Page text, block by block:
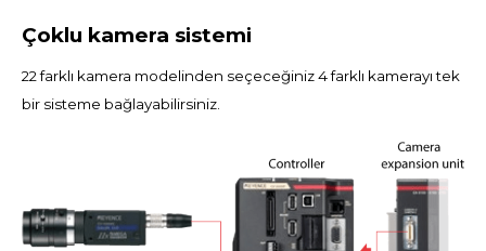
Çoklu kamera sistemi
22 farklı kamera modelinden seçeceğiniz 4 farklı kamerayı tek
bir sisteme bağlayabilirsiniz.